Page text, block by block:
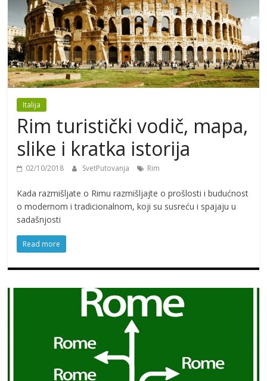
Italija
Rim turistički vodič, mapa,
slike i kratka istorija
02/10/2018 SvetPutovanja Rim
Kada razmišljate o Rimu razmišljajte o prošlosti i budućnost
o modernom i tradicionalnom, koji su susreću i spajaju u
sadašnjosti
Read more